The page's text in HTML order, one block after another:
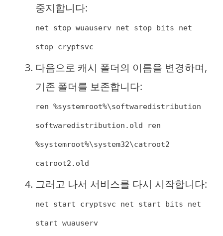
중지합니다:
net stop wuauserv net stop bits net
stop cryptsvc
다음으로 캐시 폴더의 이름을 변경하며,
기존 폴더를 보존합니다:
ren %systemroot%\softwaredistribution
softwaredistribution.old ren
%systemroot%\system32\catroot2
catroot2.old
그러고 나서 서비스를 다시 시작합니다:
net start cryptsvc net start bits net
start wuauserv